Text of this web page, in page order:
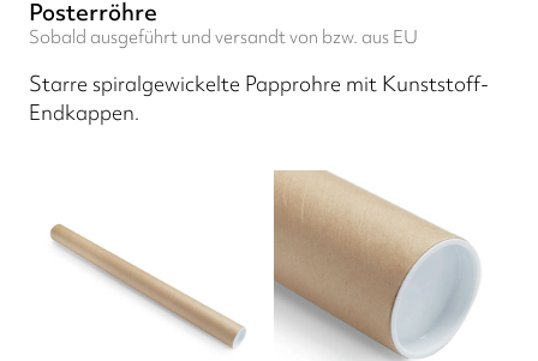
Posterröhre
Sobald ausgeführt und versandt von bzw. aus EU
Starre spiralgewickelte Papprohre mit Kunststoff-
Endkappen.